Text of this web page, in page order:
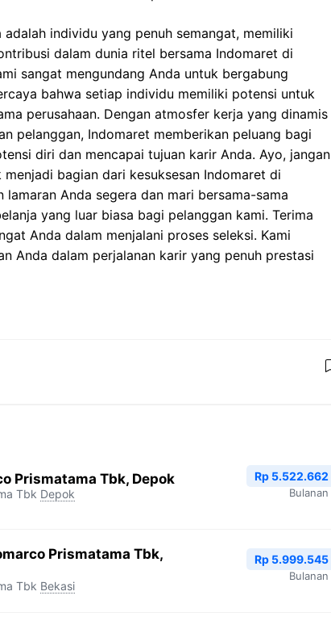
individu yang penuh semangat, memiliki
dalam dunia ritel bersama Indomaret di
sangat mengundang Anda untuk bergabung
bahwa setiap individu memiliki potensi untuk
perusahaan. Dengan atmosfer kerja yang dinamis
pelanggan, Indomaret memberikan peluang bagi
diri dan mencapai tujuan karir Anda. Ayo, jangan
bagian dari kesuksesan Indomaret di
Anda segera dan mari bersama-sama
yang luar biasa bagi pelanggan kami. Terima
Anda dalam menjalani proses seleksi. Kami
Anda dalam perjalanan karir yang penuh prestasi
Prismatama Tbk, Depok
Tbk Depok
Rp 5.522.662
Bulanan
Prismatama Tbk,
Tbk Bekasi
Rp 5.999.545
Bulanan